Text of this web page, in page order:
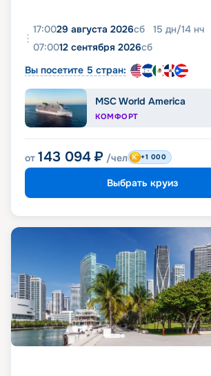
17:0029 августа 2026сб 15 дн/14 нч
07:0012 сентября 2026сб
Вы посетите 5 стран:
MSC World America
КОМФОРТ
от 143 094 ₽ /чел +1 000
Выбрать круиз